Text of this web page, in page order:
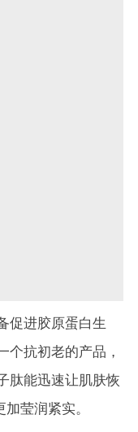
促进胶原蛋白生
个抗初老的产品，
肽能迅速让肌肤恢
莹润紧实。